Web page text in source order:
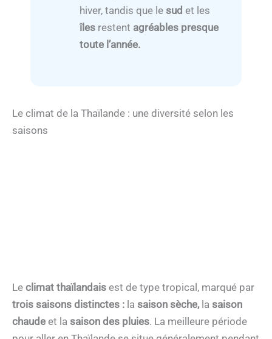
hiver, tandis que le sud et les
îles restent agréables presque
toute l’année.
Le climat de la Thaïlande : une diversité selon les
saisons
Le climat thaïlandais est de type tropical, marqué par
trois saisons distinctes : la saison sèche,la saison
chaude et la saison des pluies. La meilleure période